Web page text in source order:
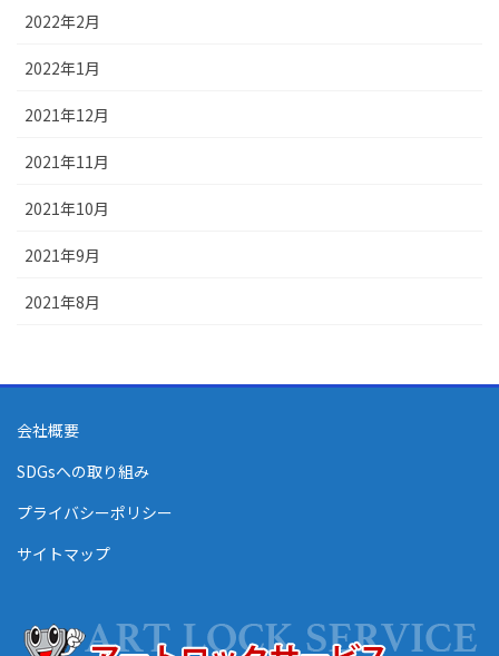
2022年2月
2022年1月
2021年12月
2021年11月
2021年10月
2021年9月
2021年8月
会社概要
SDGsへの取り組み
プライバシーポリシー
サイトマップ